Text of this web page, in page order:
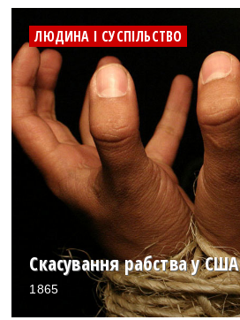
ЛЮДИНА І СУСПІЛЬСТВО
Скасування рабства у США
1865